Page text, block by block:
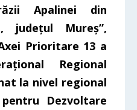
Apalinei din
județul Mureș”,
Prioritare 13 a
Regional
la nivel regional
Dezvoltare